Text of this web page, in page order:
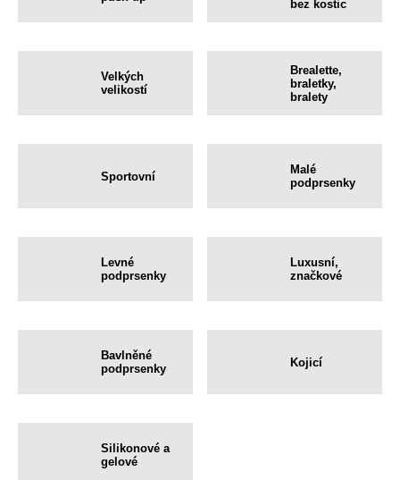
bez kostic
Velkých
velikostí
Brealette,
braletky,
bralety
Sportovní
Malé
podprsenky
Levné
podprsenky
Luxusní,
značkové
Bavlněné
podprsenky
Kojicí
Silikonové a
gelové